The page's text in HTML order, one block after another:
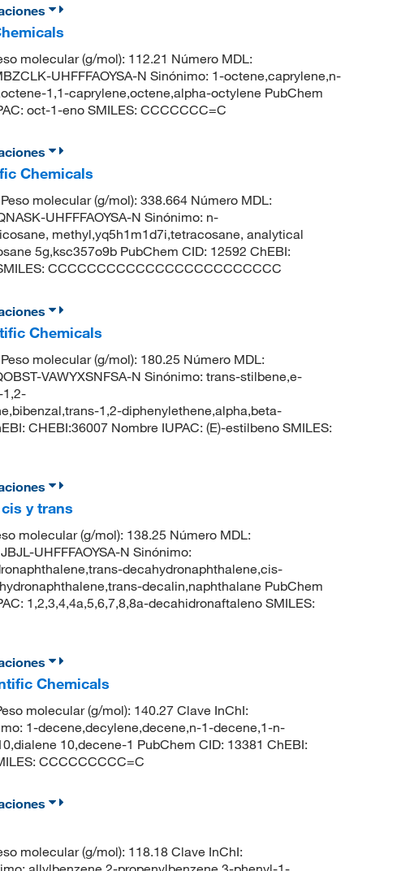
molecular (g/mol): 112.21 Número MDL:
UHFFFAOYSA-N Sinónimo: 1-octene,caprylene,n-
1,1-caprylene,octene,alpha-octylene PubChem
oct-1-eno SMILES: CCCCCCC=C
Chemicals
molecular (g/mol): 338.664 Número MDL:
UHFFFAOYSA-N Sinónimo: n-
methyl,yq5h1m1d7i,tetracosane, analytical
5g,ksc357o9b PubChem CID: 12592 ChEBI:
CCCCCCCCCCCCCCCCCCCCCCCC
Chemicals
molecular (g/mol): 180.25 Número MDL:
VAWYXSNFSA-N Sinónimo: trans-stilbene,e-
1,2-diphenylethene,alpha,beta-
CHEBI:36007 Nombre IUPAC: (E)-estilbeno SMILES:
y trans
molecular (g/mol): 138.25 Número MDL:
UHFFFAOYSA-N Sinónimo:
decahydronaphthalene,cis-
decalin,naphthalane PubChem
1,2,3,4,4a,5,6,7,8,8a-decahidronaftaleno SMILES:
Chemicals
molecular (g/mol): 140.27 Clave InChI:
1-decene,decylene,decene,n-1-decene,1-n-
10,decene-1 PubChem CID: 13381 ChEBI:
CCCCCCCCC=C
molecular (g/mol): 118.18 Clave InChI: